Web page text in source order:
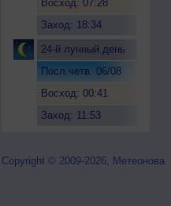
Восход: 07:28
Заход: 18:34
24-й лунный день
Посл.четв. 06/08
Восход: 00:41
Заход: 11:53
Copyright © 2009-2026, Метеонова